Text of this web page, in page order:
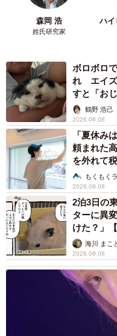
森岡 浩
姓氏研究家
ハ
ボロボロ
れ エイズ
すと「お
鶴野 浩己
2026.08.08
「夏休み
頼まれた
を外れて
説】もくもく
2026.08.08
2泊3日の
ターに異
けた？」【
海川 まこ
2026.08.08